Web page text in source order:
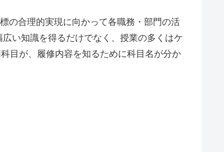
の合理的実現に向かって各職務・部門の活
い知識を得るだけでなく、授業の多くはケ
目が、履修内容を知るために科目名が分か